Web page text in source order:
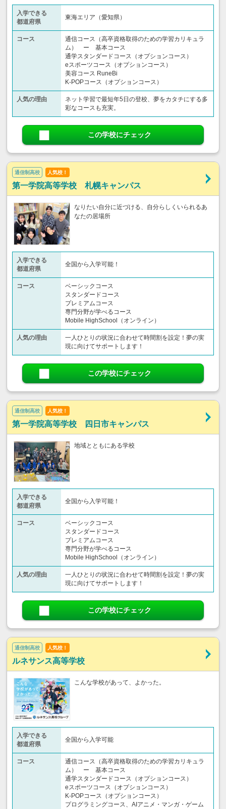
入学できる
都道府県
東海エリア（愛知県）
コース
通信コース（高卒資格取得のための学習カリキュラ
ム） ー 基本コース
通学スタンダードコース（オプションコース）
eスポーツコース（オプションコース）
美容コース RuneBi
K-POPコース（オプションコース）
人気の理由
ネット学習で最短年5日の登校、夢をカタチにする多
彩なコースも充実。
この学校にチェック
通信制高校 人気校！
第一学院高等学校 札幌キャンパス
なりたい自分に近づける、自分らしくいられるあ
なたの居場所
入学できる
都道府県
全国から入学可能！
コース
ベーシックコース
スタンダードコース
プレミアムコース
専門分野が学べるコース
Mobile HighSchool（オンライン）
人気の理由
一人ひとりの状況に合わせて時間割を設定！夢の実
現に向けてサポートします！
この学校にチェック
通信制高校 人気校！
第一学院高等学校 四日市キャンパス
地域とともにある学校
入学できる
都道府県
全国から入学可能！
コース
ベーシックコース
スタンダードコース
プレミアムコース
専門分野が学べるコース
Mobile HighSchool（オンライン）
人気の理由
一人ひとりの状況に合わせて時間割を設定！夢の実
現に向けてサポートします！
この学校にチェック
通信制高校 人気校！
ルネサンス高等学校
こんな学校があって、よかった。
入学できる
都道府県
全国から入学可能
コース
通信コース（高卒資格取得のための学習カリキュラ
ム） ー 基本コース
通学スタンダードコース（オプションコース）
eスポーツコース（オプションコース）
K-POPコース（オプションコース）
プログラミングコース、AIアニメ・マンガ・ゲーム